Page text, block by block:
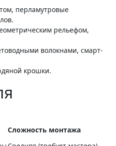
перламутровые
рельефом,
волокнами, смарт-
крошки.
Сложность монтажа